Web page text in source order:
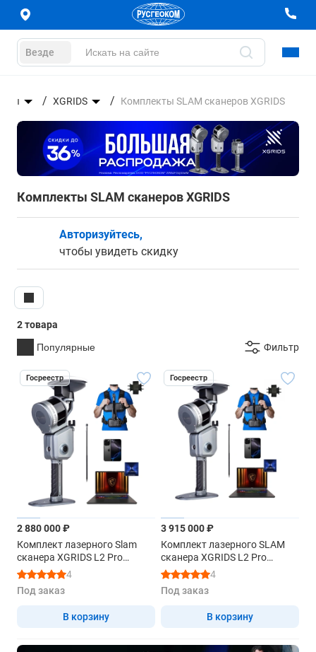
Везде
XGRIDS Комплекты SLAM сканеров XGRIDS
Комплекты SLAM сканеров XGRIDS
Авторизуйтесь,
чтобы увидеть скидку
2 товара
Популярные
Фильтр
Госреестр
2 880 000 ₽
Комплект лазерного Slam
сканера XGRIDS L2 Pro
16/120 RTK Survey Grade с
аксессуарами и
устройствами для обработки
4
Под заказ
В корзину
Госреестр
3 915 000 ₽
Комплект лазерного SLAM
сканера XGRIDS L2 Pro
32/120 RTK Survey Grade с
аксессуарами и
устройствами для обработки
4
Под заказ
В корзину